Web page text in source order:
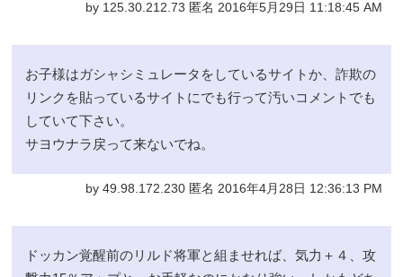
by 125.30.212.73 匿名 2016年5月29日 11:18:45 AM
お子様はガシャシミュレータをしているサイトか、詐欺の
リンクを貼っているサイトにでも行って汚いコメントでも
していて下さい。
サヨウナラ戻って来ないでね。
by 49.98.172.230 匿名 2016年4月28日 12:36:13 PM
ドッカン覚醒前のリルド将軍と組ませれば、気力＋４、攻